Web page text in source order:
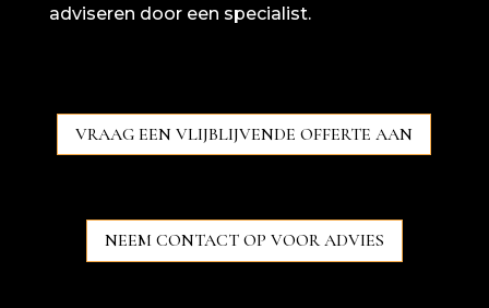
adviseren door een specialist.
VRAAG EEN VLIJBLIJVENDE OFFERTE AAN
NEEM CONTACT OP VOOR ADVIES